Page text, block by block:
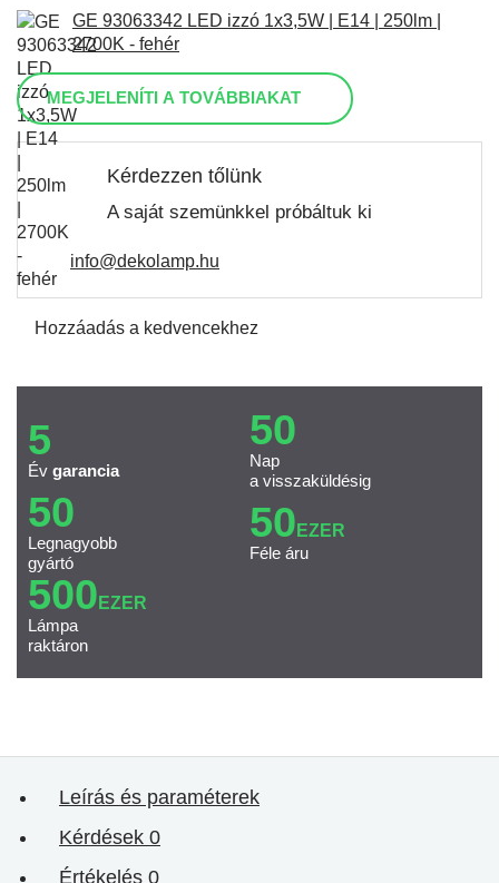
GE 93063342 LED izzó 1x3,5W | E14 | 250lm |
2700K - fehér
MEGJELENÍTI A TOVÁBBIAKAT
Kérdezzen tőlünk
A saját szemünkkel próbáltuk ki
info@dekolamp.hu
Hozzáadás a kedvencekhez
5
Év garancia
50
Nap
a visszaküldésig
50
Legnagyobb
gyártó
50 EZER
Féle áru
500 EZER
Lámpa
raktáron
Leírás és paraméterek
Kérdések 0
Értékelés 0